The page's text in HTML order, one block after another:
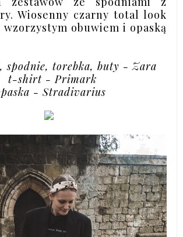
Wiosenny czarny total look
wzorzystym obuwiem i opaską
spodnie, torebka, buty - Zara
t-shirt - Primark
- Stradivarius